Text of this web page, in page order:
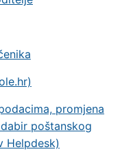
promjena
poštanskog
Helpdesk)